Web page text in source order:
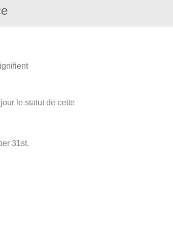
le statut de cette
31st.